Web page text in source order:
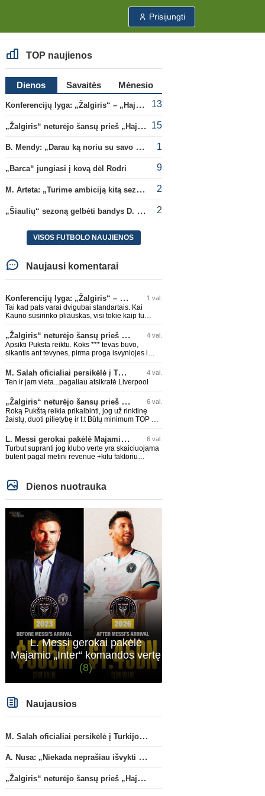
Prisijungti
TOP naujienos
Dienos Savaitės
Mėnesio
Konferencijų lyga: „Žalgiris“ – „Hajduk“ (rungtynės tiesiogiai)
13
„Žalgiris“ neturėjo šansų prieš „Hajduk“ 15
B. Mendy: „Darau ką noriu su savo pasaulio čempionato titulu“ 1
„Barca“ jungiasi į kovą dėl Rodri 9
M. Arteta: „Turime ambiciją kitą sezoną kovoti dėl visų titulų“ 2
„Šiaulių“ sezoną gelbėti bandys D. Lastauskas 2
VISOS FUTBOLO NAUJIENOS
Naujausi komentarai
Konferencijų lyga: „Žalgiris“ – „Hajduk“ (rungtynės tiesiogiai) 1 val.
Tai kad pats varai dvigubai standartais. Kai
Kauno susirinko pliauskas, visi tokie kaip tu
biudežetus net nekalbėjot. Dabar kai Spartakas
gavo per rudają, tai jau pz BIUDŽETAS daug
didesnis. Tfu ant tokių.
„Žalgiris“ neturėjo šansų prieš „Hajduk“ 4 val.
Apsikti Puksta reiktu. Koks *** tevas buvo,
sikantis ant tevynes, pirma proga isvyniojes i
lietuviskai...ir dar pasimaives pries ziurovus po
golo...aciu, ne...nebent vertybiu neturintis
laurynas ikalbins
M. Salah oficialiai persikėlė į Turkijos ekipą „Trabzonspor“ 4 val.
Ten ir jam vieta...pagaliau atsikratė Liverpool
„Žalgiris“ neturėjo šansų prieš „Hajduk“ 6 val.
Roką Pukštą reikia prikalbinti, jog už rinktinę
žaistų, duoti pilietybę ir t.t Būtų minimum TOP 2
taio judės, bus per vėlu po to, nes JAV ji
pasikvies žaisti.
L. Messi gerokai pakėlė Majamio „Inter“ komandos vertę 6 val.
Turbut supranti jog klubo verte yra skaiciuojama
butent pagal metini revenue +kitu faktoriu
eile kitu dalyku. O tavo pamineta Barca kuo
puikiausiai sugeneravo rekordini 1.1B revenue,
kas stipriai prisidejo prie milzinisko klubo vertes
suoli siemet. Be to, tie 200 pamineti cia yra
visiskai on-point, jeigu jau musu mylimas D.
prasneko apie klubo vertes kelima, arba CR
atveju - numusima.
Dienos nuotrauka
L. Messi gerokai pakėlė
Majamio „Inter“ komandos vertę
(8)
Naujausios
M. Salah oficialiai persikėlė į Turkijos ekipą „Trabzonspor“
A. Nusa: „Niekada neprašiau išvykti iš „RB Leipzig“ klubo“
„Žalgiris“ neturėjo šansų prieš „Hajduk“